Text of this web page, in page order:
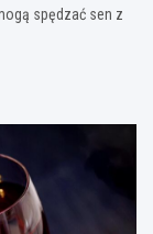
spędzać sen z